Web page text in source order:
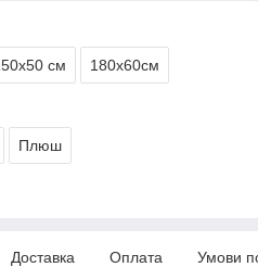
см 180х60см
Плюш
Доставка Оплата Умови